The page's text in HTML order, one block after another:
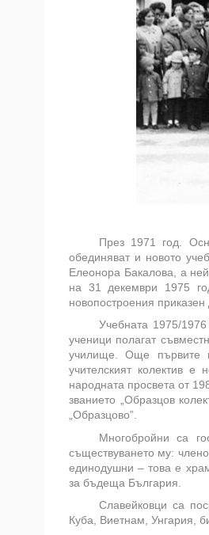
През 1971 год.
обединяват и новото
Елеонора Бакалова, а
на 31 декември 1975
новопостроения приказен
Учебната 1975/
ученици полагат
училище. Още първите
учителският колектив
народната просвета от
званието „Образцов
„Образцово”.
Многобройни са
съществуването му:
единодушни – това е
за бъдеща България.
Славейковци са
Куба, Виетнам, Унгария,